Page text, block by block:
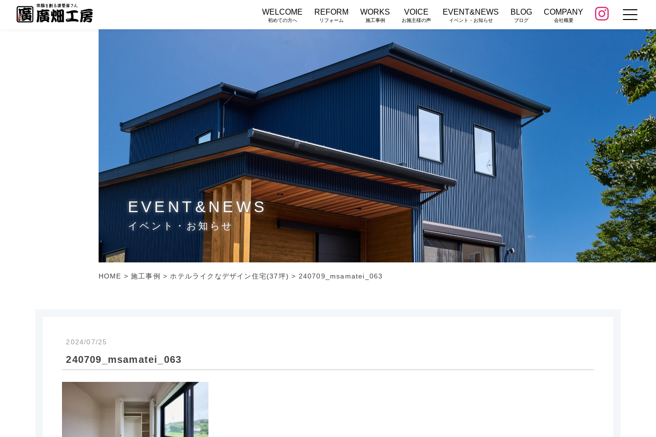
WELCOME
初めての方へ
REFORM
リフォーム
WORKS
施工事例
VOICE
お施主様の声
EVENT&NEWS
イベント・お知らせ
BLOG
ブログ
COMPANY
会社概要
EVENT&NEWS
イベント・お知らせ
HOME >施工事例 > ホテルライクなデザイン住宅(37坪) > 240709_msamatei_063
240709_msamatei_063
2024/07/25